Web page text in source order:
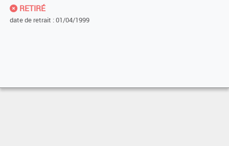
RETIRÉ
date de retrait : 01/04/1999